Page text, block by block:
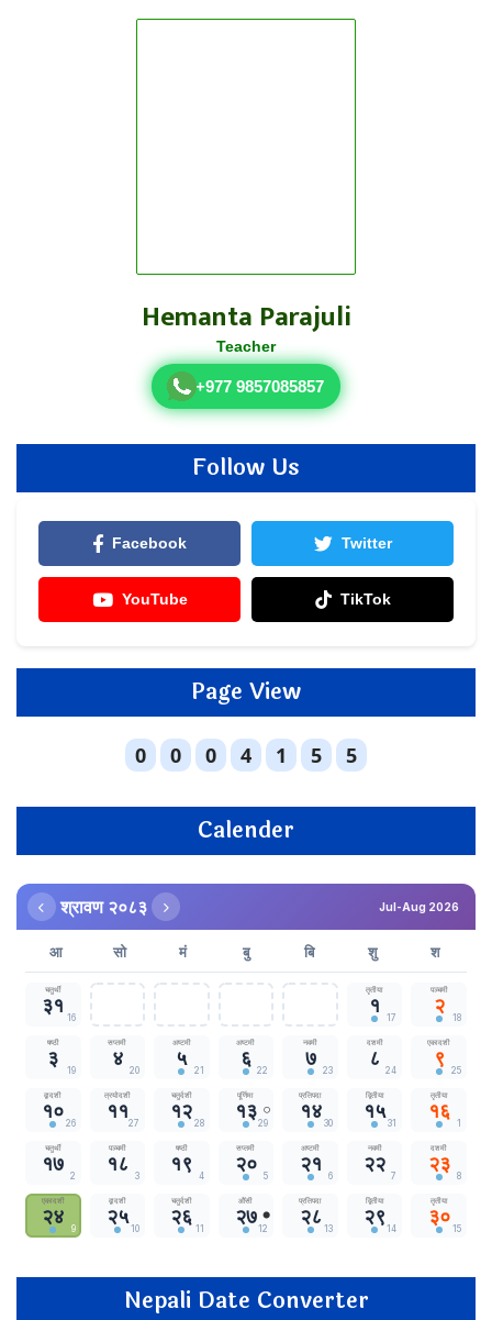
Hemanta Parajuli
Teacher
+977 9857085857
Follow Us
Facebook Twitter
YouTube TikTok
Page View
Calender
Nepali Date Converter